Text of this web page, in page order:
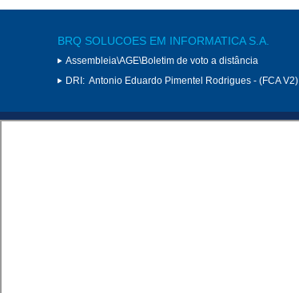
BRQ SOLUCOES EM INFORMATICA S.A.
Assembleia\AGE\Boletim de voto a distância
DRI: Antonio Eduardo Pimentel Rodrigues - (FCA V2)